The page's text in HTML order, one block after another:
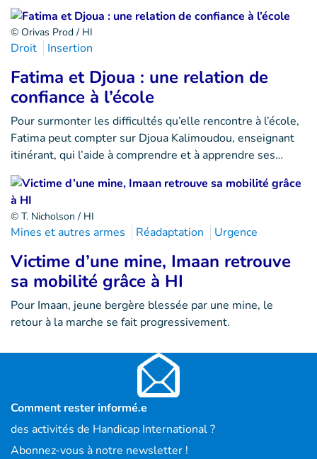
© Orivas Prod / HI
Droit Insertion
Fatima et Djoua : une relation de
confiance à l’école
Pour surmonter les difficultés qu’elle rencontre à l’école,
Fatima peut compter sur Djoua Kalimoudou, enseignant
itinérant, qui l’aide à comprendre et à apprendre ses…
© T. Nicholson / HI
Mines et autres armes Réadaptation Urgence
Victime d’une mine, Imaan retrouve
sa mobilité grâce à HI
Pour Imaan, jeune bergère blessée par une mine, le
retour à la marche se fait progressivement.
Comment rester informé.e
des activités de Handicap International ?
Abonnez-vous à notre newsletter !